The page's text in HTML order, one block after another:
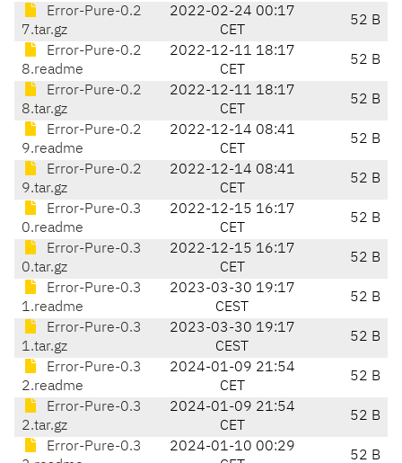
Error-Pure-0.2
7.tar.gz
2022-02-24 00:17
CET
52 B
Error-Pure-0.2
8.readme
2022-12-11 18:17
CET
52 B
Error-Pure-0.2
8.tar.gz
2022-12-11 18:17
CET
52 B
Error-Pure-0.2
9.readme
2022-12-14 08:41
CET
52 B
Error-Pure-0.2
9.tar.gz
2022-12-14 08:41
CET
52 B
Error-Pure-0.3
0.readme
2022-12-15 16:17
CET
52 B
Error-Pure-0.3
0.tar.gz
2022-12-15 16:17
CET
52 B
Error-Pure-0.3
1.readme
2023-03-30 19:17
CEST
52 B
Error-Pure-0.3
1.tar.gz
2023-03-30 19:17
CEST
52 B
Error-Pure-0.3
2.readme
2024-01-09 21:54
CET
52 B
Error-Pure-0.3
2.tar.gz
2024-01-09 21:54
CET
52 B
Error-Pure-0.3
2024-01-10 00:29
52 B